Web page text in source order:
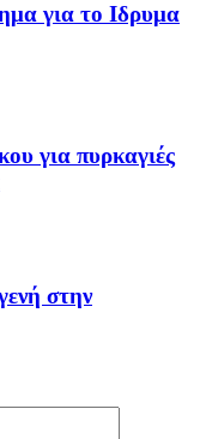
για το Ιδρυμα
για πυρκαγιές
στην